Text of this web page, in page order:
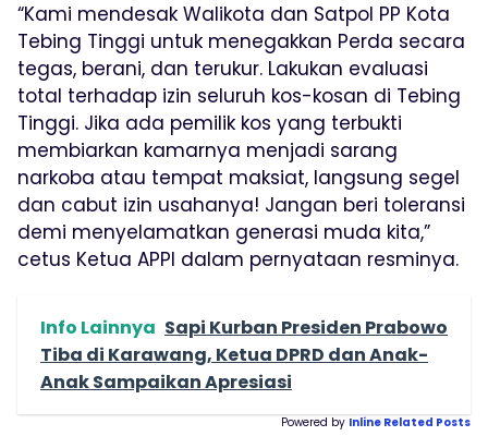
“Kami mendesak Walikota dan Satpol PP Kota
Tebing Tinggi untuk menegakkan Perda secara
tegas, berani, dan terukur. Lakukan evaluasi
total terhadap izin seluruh kos-kosan di Tebing
Tinggi. Jika ada pemilik kos yang terbukti
membiarkan kamarnya menjadi sarang
narkoba atau tempat maksiat, langsung segel
dan cabut izin usahanya! Jangan beri toleransi
demi menyelamatkan generasi muda kita,”
cetus Ketua APPI dalam pernyataan resminya.
Info Lainnya Sapi Kurban Presiden Prabowo
Tiba di Karawang, Ketua DPRD dan Anak-
Anak Sampaikan Apresiasi
Powered by Inline Related Posts